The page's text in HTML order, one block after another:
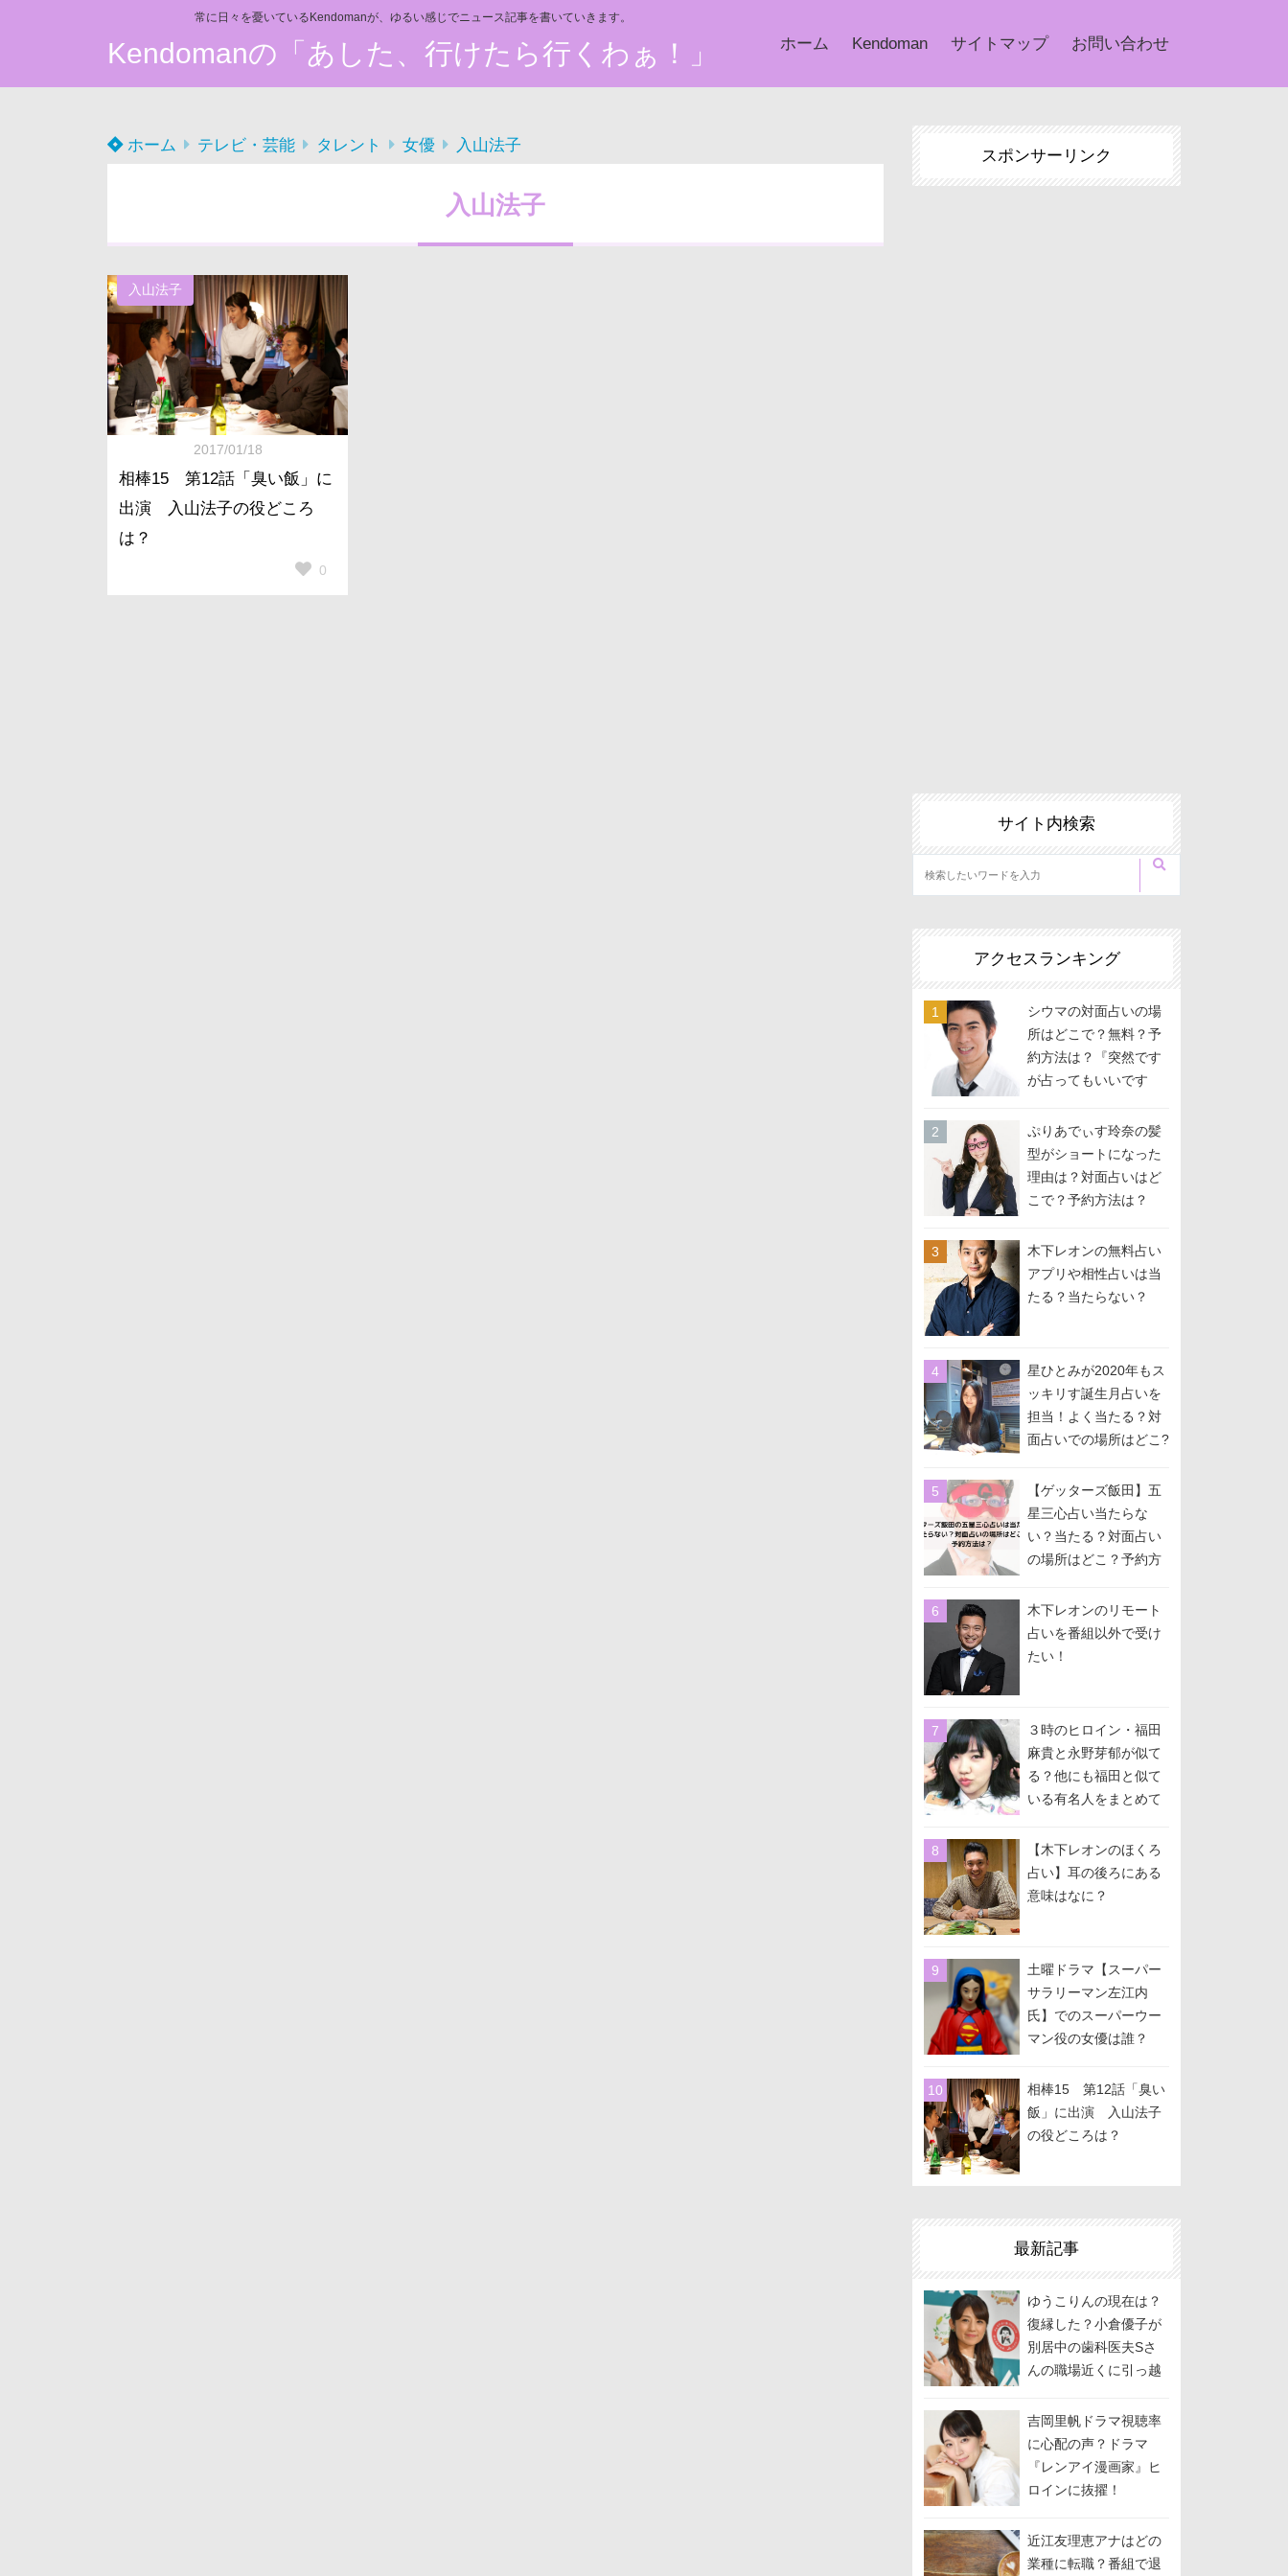
常に日々を憂いているKendomanが、ゆるい感じでニュース記事を書いていきます。
Kendomanの「あした、行けたら行くわぁ！」 ホーム Kendoman サイトマップ お問い合わせ
ホーム テレビ・芸能 タレント 女優 入山法子
入山法子
入山法子
2017/01/18
相棒15 第12話「臭い飯」に
出演 入山法子の役どころ
は？
0
スポンサーリンク
サイト内検索
アクセスランキング
シウマの対面占いの場
所はどこで？無料？予
約方法は？『突然です
が占ってもいいです
ぷりあでぃす玲奈の髪
型がショートになった
理由は？対面占いはど
こで？予約方法は？
木下レオンの無料占い
アプリや相性占いは当
たる？当たらない？
星ひとみが2020年もス
ッキリす誕生月占いを
担当！よく当たる？対
面占いでの場所はどこ?
【ゲッターズ飯田】五
星三心占い当たらな
い？当たる？対面占い
の場所はどこ？予約方
木下レオンのリモート
占いを番組以外で受け
たい！
３時のヒロイン・福田
麻貴と永野芽郁が似て
る？他にも福田と似て
いる有名人をまとめて
【木下レオンのほくろ
占い】耳の後ろにある
意味はなに？
土曜ドラマ【スーパー
サラリーマン左江内
氏】でのスーパーウー
マン役の女優は誰？
相棒15 第12話「臭い
飯」に出演 入山法子
の役どころは？
最新記事
ゆうこりんの現在は？
復縁した？小倉優子が
別居中の歯科医夫Sさ
んの職場近くに引っ越
索？
吉岡里帆ドラマ視聴率
に心配の声？ドラマ
『レンアイ漫画家』ヒ
ロインに抜擢！
近江友理恵アナはどの
業種に転職？番組で退